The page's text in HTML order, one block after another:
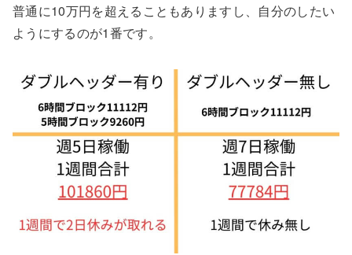
普通に10万円を超えることもありますし、自分のしたい
ようにするのが1番です。